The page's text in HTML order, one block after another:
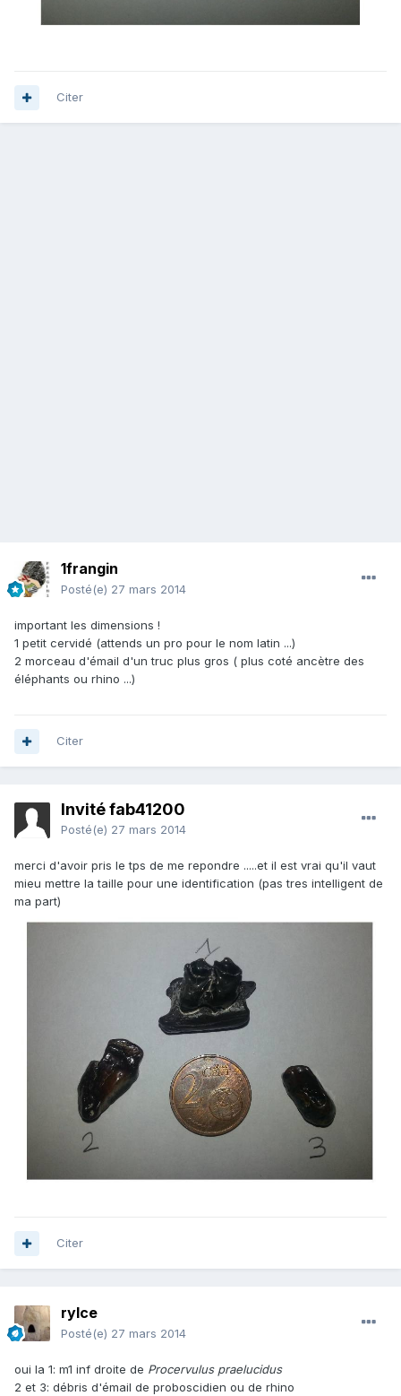
Citer
1frangin
Posté(e) 27 mars 2014
important les dimensions !
1 petit cervidé (attends un pro pour le nom latin ...)
2 morceau d'émail d'un truc plus gros ( plus coté ancètre des
éléphants ou rhino ...)
Citer
Invité fab41200
Posté(e) 27 mars 2014
merci d'avoir pris le tps de me repondre .....et il est vrai qu'il vaut
mieu mettre la taille pour une identification (pas tres intelligent de
ma part)
Citer
rylce
Posté(e) 27 mars 2014
oui la 1: m1 inf droite de Procervulus praelucidus
2 et 3: débris d'émail de proboscidien ou de rhino